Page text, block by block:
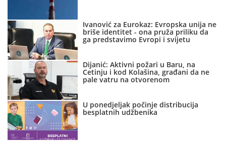
Ivanović za Eurokaz: Evropska unija ne
briše identitet - ona pruža priliku da
ga predstavimo Evropi i svijetu
Dijanić: Aktivni požari u Baru, na
Cetinju i kod Kolašina, građani da ne
pale vatru na otvorenom
U ponedjeljak počinje distribucija
besplatnih udžbenika